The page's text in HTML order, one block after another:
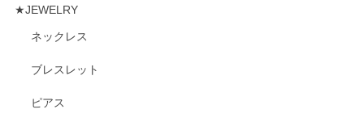
★JEWELRY
ネックレス
ブレスレット
ピアス